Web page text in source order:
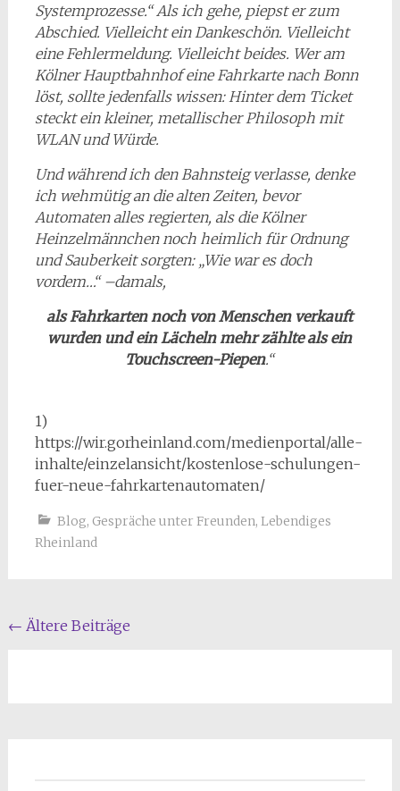
Systemprozesse.“ Als ich gehe, piepst er zum
Abschied. Vielleicht ein Dankeschön. Vielleicht
eine Fehlermeldung. Vielleicht beides. Wer am
Kölner Hauptbahnhof eine Fahrkarte nach Bonn
löst, sollte jedenfalls wissen: Hinter dem Ticket
steckt ein kleiner, metallischer Philosoph mit
WLAN und Würde.
Und während ich den Bahnsteig verlasse, denke
ich wehmütig an die alten Zeiten, bevor
Automaten alles regierten, als die Kölner
Heinzelmännchen noch heimlich für Ordnung
und Sauberkeit sorgten: „Wie war es doch
vordem…“ –damals,
als Fahrkarten noch von Menschen verkauft
wurden und ein Lächeln mehr zählte als ein
Touchscreen-Piepen.“
1)
https://wir.gorheinland.com/medienportal/alle-
inhalte/einzelansicht/kostenlose-schulungen-
fuer-neue-fahrkartenautomaten/
Blog, Gespräche unter Freunden, Lebendiges
Rheinland
Beitragsnavigation
← Ältere Beiträge